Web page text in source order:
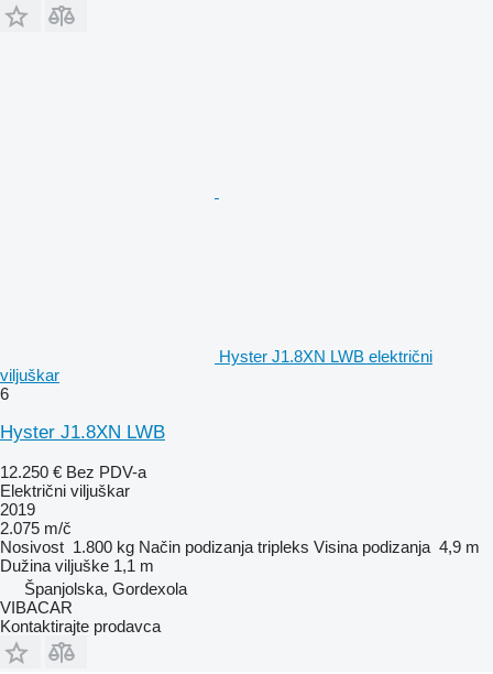
Hyster J1.8XN LWB električni
viljuškar
6
Hyster J1.8XN LWB
12.250 € Bez PDV-a
Električni viljuškar
2019
2.075 m/č
Nosivost 1.800 kg Način podizanja tripleks Visina podizanja 4,9 m
Dužina viljuške 1,1 m
Španjolska, Gordexola
VIBACAR
Kontaktirajte prodavca